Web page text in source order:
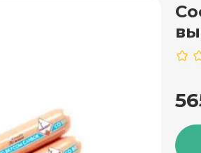
Какао и горячий шоколад
Соль, сахар и специи